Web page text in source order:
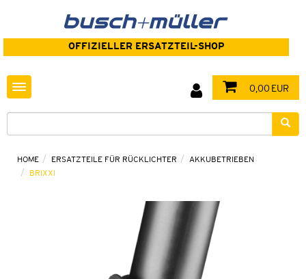
OFFIZIELLER ERSATZTEIL-SHOP
Toggle navigation 0,00 EUR
HOME ERSATZTEILE FÜR RÜCKLICHTER
AKKUBETRIEBEN
BRIXXI